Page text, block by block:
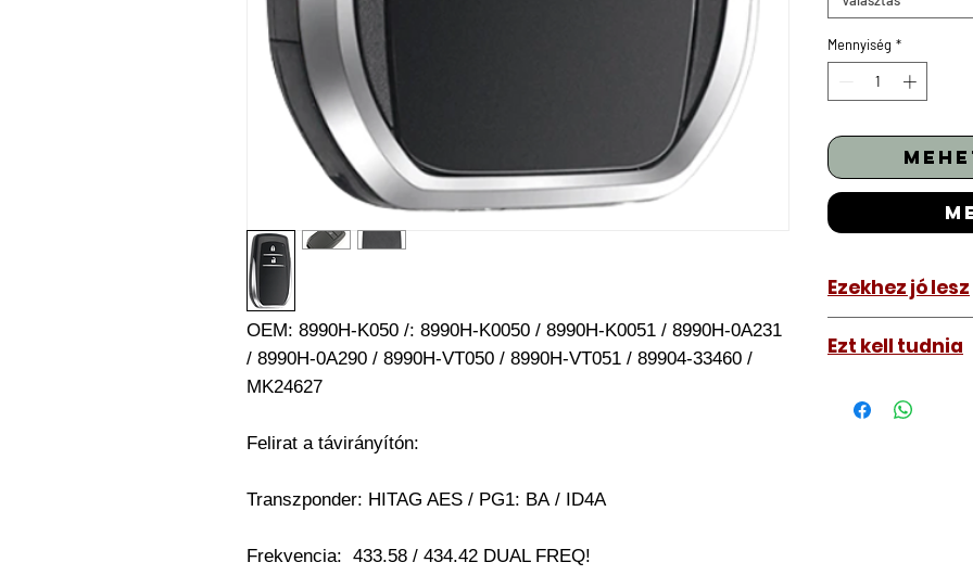
OEM: 8990H-K050 /: 8990H-K0050 / 8990H-K0051 / 8990H-0A231
/ 8990H-0A290 / 8990H-VT050 / 8990H-VT051 / 89904-33460 /
MK24627
Felirat a távirányítón:
Transzponder: HITAG AES / PG1: BA / ID4A
Frekvencia: 433.58 / 434.42 DUAL FREQ!
Mennyiség *
Ezekhez jó lesz
Toyota Corolla
Ezt kell tudnia
távirányítós